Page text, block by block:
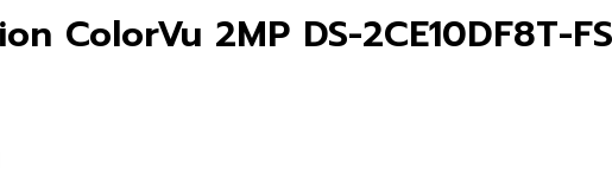
ColorVu 2MP DS-2CE10DF8T-